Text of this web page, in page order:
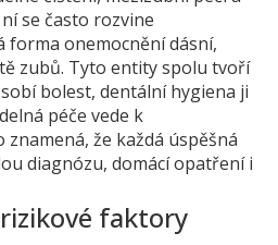
ní se často rozvine
forma onemocnění dásní,
zubů. Tyto entity spolu tvoří
bolest, dentální hygiena ji
péče vede k
že každá úspěšná
diagnózu, domácí opatření i
faktory